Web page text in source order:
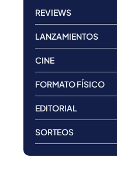
REVIEWS
LANZAMIENTOS
CINE
FORMATO FÍSICO
EDITORIAL
SORTEOS